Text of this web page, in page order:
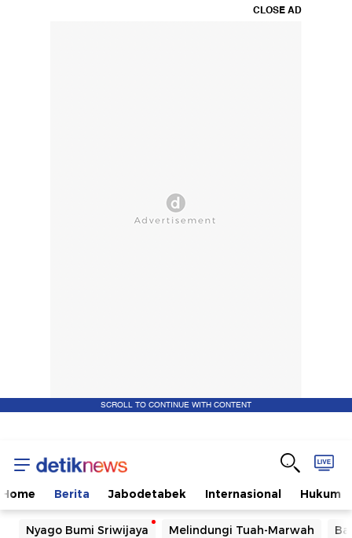
CLOSE AD
SCROLL TO CONTINUE WITH CONTENT
Home Berita Jabodetabek Internasional Hukum
Nyago Bumi Sriwijaya Melindungi Tuah-Marwah